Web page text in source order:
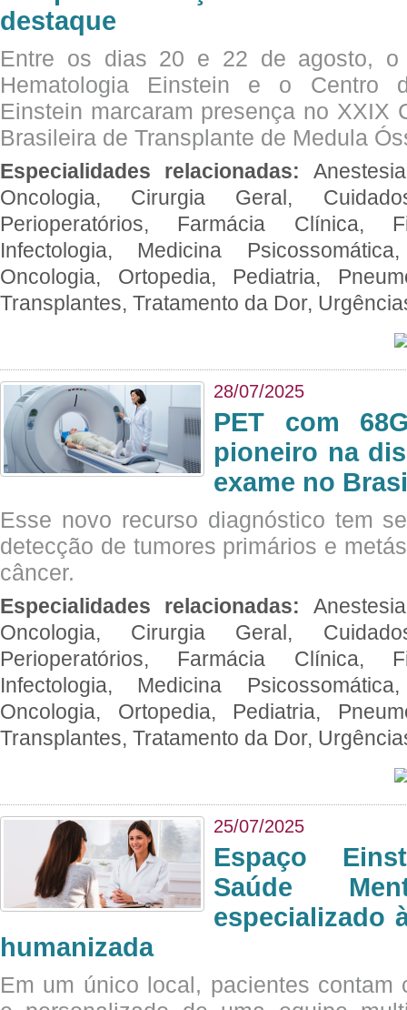
destaque
Entre os dias 20 e 22 de agosto, o
Hematologia Einstein e o Centro
Einstein marcaram presença no XXIX
Brasileira de Transplante de Medula
Especialidades relacionadas:
Oncologia, Cirurgia Geral,
Perioperatórios, Farmácia Clínica,
Infectologia, Medicina
Oncologia, Ortopedia, Pediatria,
Transplantes, Tratamento da Dor,
28/07/2025
PET com
pioneiro na
exame no
Esse novo recurso diagnóstico tem
detecção de tumores primários e
câncer.
Especialidades relacionadas:
Oncologia, Cirurgia Geral,
Perioperatórios, Farmácia Clínica,
Infectologia, Medicina
Oncologia, Ortopedia, Pediatria,
Transplantes, Tratamento da Dor,
25/07/2025
Espaço
Saúde
especializado
humanizada
Em um único local, pacientes contam